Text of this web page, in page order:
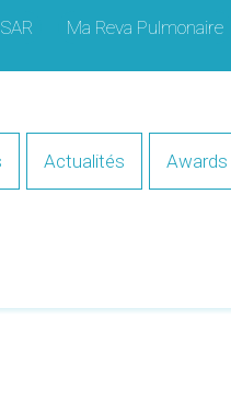
Ma Reva Pulmonaire
Actualités